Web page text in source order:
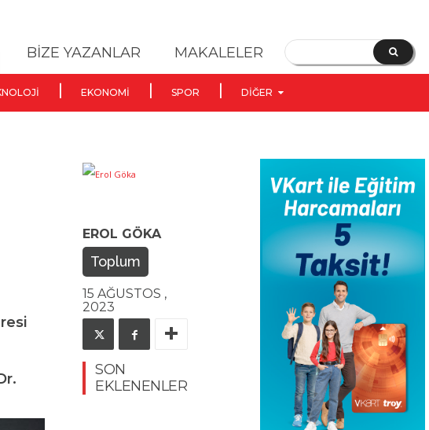
BİZE YAZANLAR MAKALELER
EKONOMI SPOR DIĞER
EROL GÖKA
Toplum
15 AĞUSTOS ,
2023
SON
EKLENENLER